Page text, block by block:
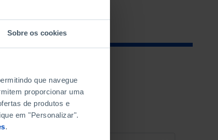
Sobre os cookies
que navegue
proporcionar uma
de produtos e
em "Personalizar".
.
ORDENAR POR